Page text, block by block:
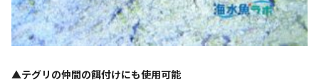
▲テグリの仲間の餌付けにも使用可能